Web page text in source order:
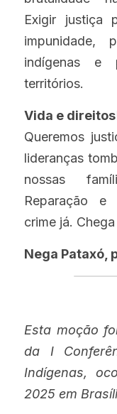
Exigir
impunidade,
indígenas e
territórios.
Vida e
Queremos
lideranças
nossas
Reparação e
crime já.
Nega Pataxó,
Esta moção
da I
Indígenas,
2025 em